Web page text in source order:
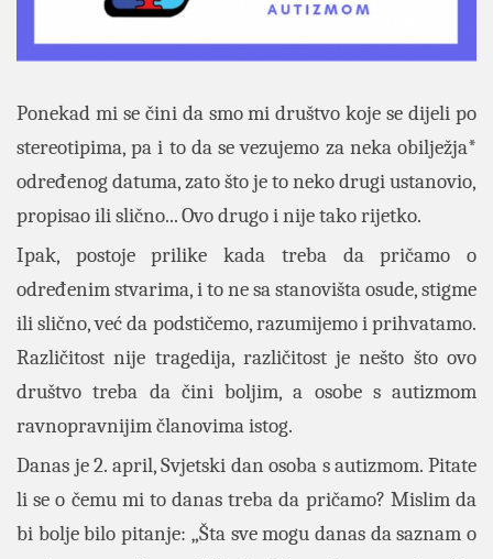
Ponekad mi se čini da smo mi društvo koje se dijeli po
stereotipima, pa i to da se vezujemo za neka obilježja*
određenog datuma, zato što je to neko drugi ustanovio,
propisao ili slično... Ovo drugo i nije tako rijetko.
Ipak, postoje prilike kada treba da pričamo o
određenim stvarima, i to ne sa stanovišta osude, stigme
ili slično, već da podstičemo, razumijemo i prihvatamo.
Različitost nije tragedija, različitost je nešto što ovo
društvo treba da čini boljim, a osobe s autizmom
ravnopravnijim članovima istog.
Danas je 2. april, Svjetski dan osoba s autizmom. Pitate
li se o čemu mi to danas treba da pričamo? Mislim da
bi bolje bilo pitanje: „Šta sve mogu danas da saznam o